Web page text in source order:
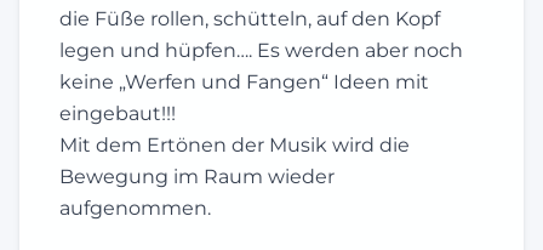
die Füße rollen, schütteln, auf den Kopf
legen und hüpfen…. Es werden aber noch
keine „Werfen und Fangen“ Ideen mit
eingebaut!!!
Mit dem Ertönen der Musik wird die
Bewegung im Raum wieder
aufgenommen.